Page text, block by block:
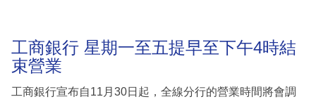
工商銀行 星期一至五提早至下午4時結
束營業
工商銀行宣布自11月30日起，全線分行的營業時間將會調